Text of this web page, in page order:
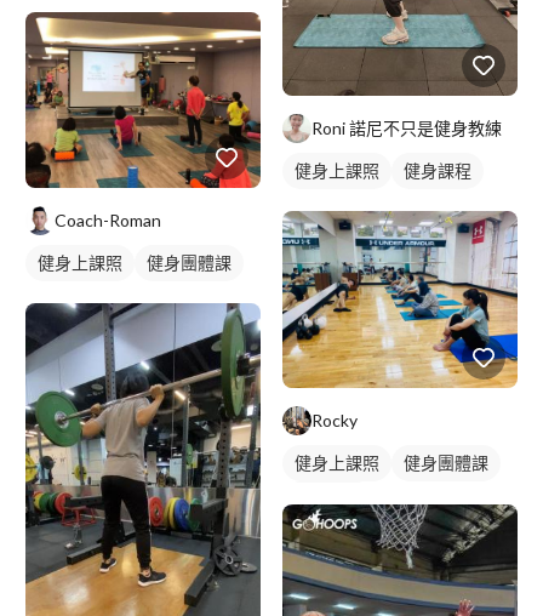
健身課程
Coach-Roman
健身上課照 健身團體課
Roni 諾尼不只是健身教練
健身上課照 健身課程
Rocky
健身上課照
健身團體課